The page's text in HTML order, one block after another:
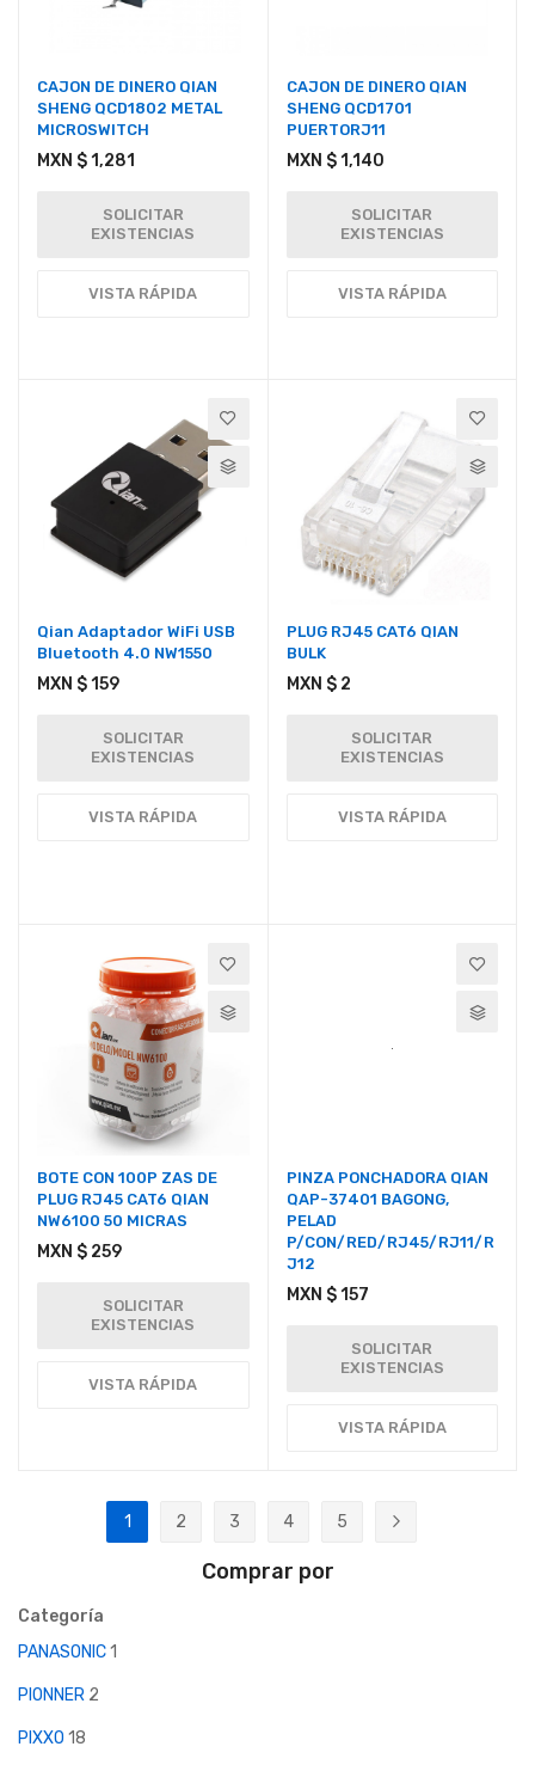
CAJON DE DINERO QIAN
SHENG QCD1802 METAL
MICROSWITCH
MXN $ 1,281
SOLICITAR
EXISTENCIAS
VISTA RÁPIDA
CAJON DE DINERO QIAN
SHENG QCD1701
PUERTORJ11
MXN $ 1,140
SOLICITAR
EXISTENCIAS
VISTA RÁPIDA
Qian Adaptador WiFi USB
Bluetooth 4.0 NW1550
MXN $ 159
SOLICITAR
EXISTENCIAS
VISTA RÁPIDA
PLUG RJ45 CAT6 QIAN
BULK
MXN $ 2
SOLICITAR
EXISTENCIAS
VISTA RÁPIDA
BOTE CON 100P ZAS DE
PLUG RJ45 CAT6 QIAN
NW6100 50 MICRAS
MXN $ 259
SOLICITAR
EXISTENCIAS
VISTA RÁPIDA
PINZA PONCHADORA QIAN
QAP-37401 BAGONG,
PELAD
P/CON/RED/RJ45/RJ11/R
J12
MXN $ 157
SOLICITAR
EXISTENCIAS
VISTA RÁPIDA
Página
Actualmente estás leyendo página
1
2
3
4
5
Comprar por
Categoría
PANASONIC1
PIONNER 2
PIXXO 18